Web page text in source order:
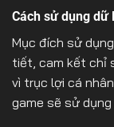
Cách sử dụng dữ
Mục đích sử
tiết, cam kết chỉ
vì trục lợi cá
game sẽ sử